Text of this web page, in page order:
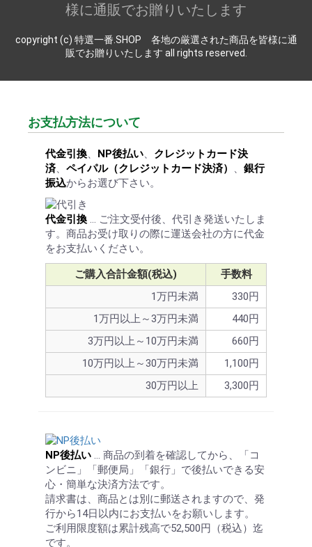
様に通販でお贈りいたします
copyright (c) 特選一番.SHOP 各地の厳選された商品を皆様に通
販でお贈りいたします all rights reserved.
お支払方法について
代金引換、 NP後払い、 クレジットカード決
済、 ペイパル（クレジットカード決済） 、 銀行
振込からお選び下さい。
代金引換 … ご注文受付後、代引き発送いたしま
す。商品お受け取りの際に運送会社の方に代金
をお支払いください。
ご購入合計金額(税込)
手数料
1万円未満
330円
1万円以上～3万円未満
440円
3万円以上～10万円未満
660円
10万円以上～30万円未満
1,100円
30万円以上
3,300円
NP後払い … 商品の到着を確認してから、「コ
ンビニ」「郵便局」「銀行」で後払いできる安
心・簡単な決済方法です。
請求書は、商品とは別に郵送されますので、発
行から14日以内にお支払いをお願いします。
ご利用限度額は累計残高で52,500円（税込）迄
です。